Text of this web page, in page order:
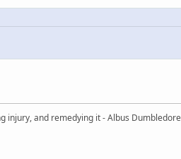
injury, and remedying it - Albus Dumbledore